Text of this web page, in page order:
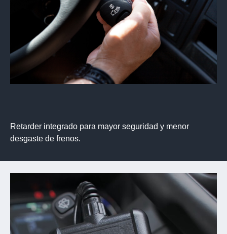
Retarder integrado para mayor seguridad y menor
desgaste de frenos.